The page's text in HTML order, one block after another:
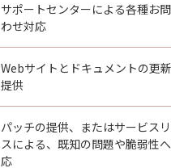
サポートセンターによる各種お
わせ対応
Webサイトとドキュメントの更新
提供
パッチの提供、またはサービス
スによる、既知の問題や脆弱性
応